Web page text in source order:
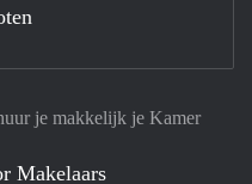
je makkelijk je Kamer
Makelaars